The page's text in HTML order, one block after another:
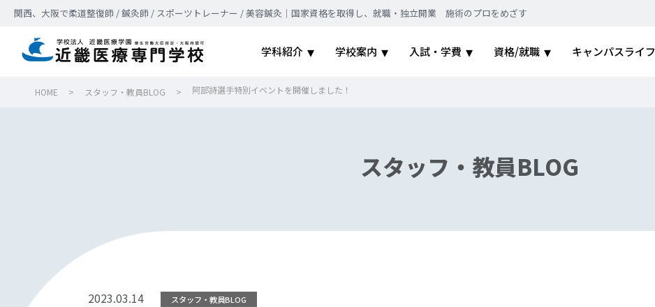
関西、大阪で柔道整復師 / 鍼灸師 / スポーツトレーナー / 美容鍼灸｜国家資格を取得し、就職・独立開業 施術のプロをめざす
学科紹介 学校案内 入試・学費 資格/就職 キャンパスライフ
HOME > スタッフ・教員BLOG > 阿部詩選手特別イベントを開催しました！
スタッフ・教員BLOG
2023.03.14 スタッフ・教員BLOG